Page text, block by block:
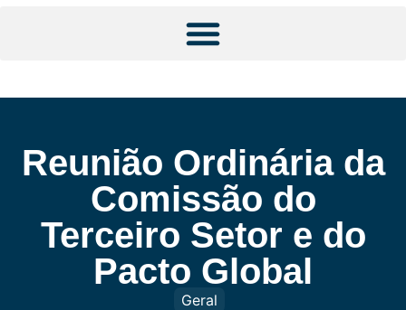
Reunião Ordinária da
Comissão do
Terceiro Setor e do
Pacto Global
Geral